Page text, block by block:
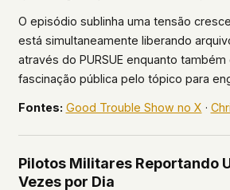
O episódio sublinha uma tensão
está simultaneamente liberando
através do PURSUE enquanto também
fascinação pública pelo tópico para
Fontes: Good Trouble Show no X ·
Pilotos Militares Reportando
Vezes por Dia